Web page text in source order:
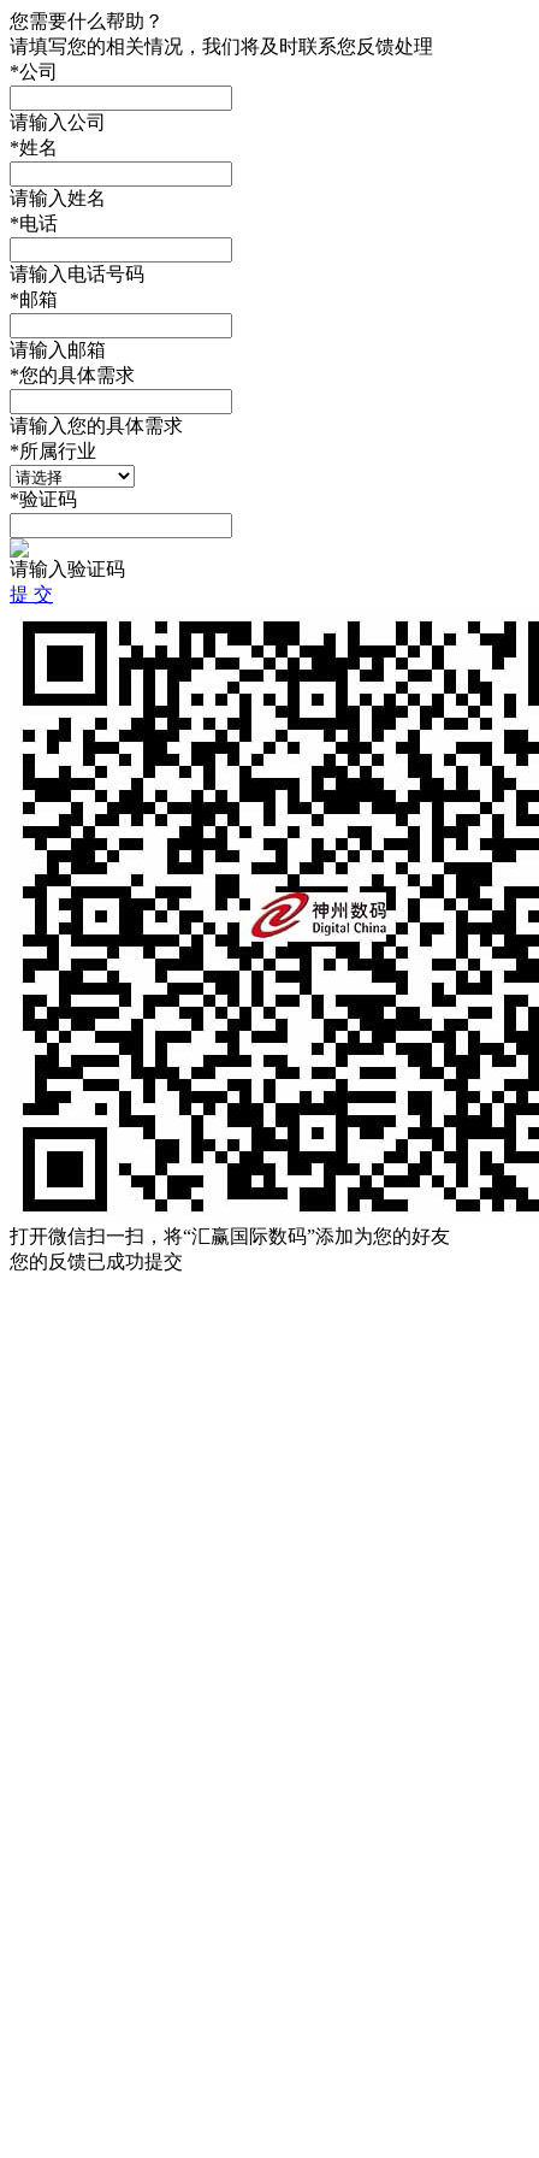
您需要什么帮助？
请填写您的相关情况，我们将及时联系您反馈处理
*公司
请输入公司
*姓名
请输入姓名
*电话
请输入电话号码
*邮箱
请输入邮箱
*您的具体需求
请输入您的具体需求
*所属行业
*验证码
请输入验证码
提 交
打开微信扫一扫，将“汇赢国际数码”添加为您的好友
您的反馈已成功提交